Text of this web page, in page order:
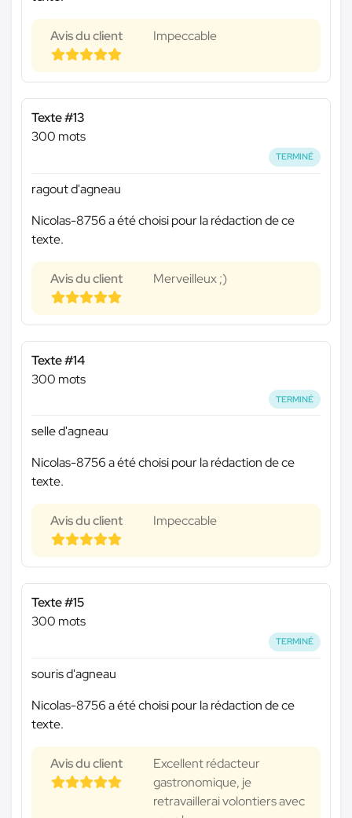
Avis du client Impeccable
Texte #13
300 mots
TERMINÉ
ragout d'agneau
Nicolas-8756 a été choisi pour la rédaction de ce
texte.
Avis du client Merveilleux ;)
Texte #14
300 mots
TERMINÉ
selle d'agneau
Nicolas-8756 a été choisi pour la rédaction de ce
texte.
Avis du client Impeccable
Texte #15
300 mots
TERMINÉ
souris d'agneau
Nicolas-8756 a été choisi pour la rédaction de ce
texte.
Avis du client
Excellent rédacteur
gastronomique, je
retravaillerai volontiers avec